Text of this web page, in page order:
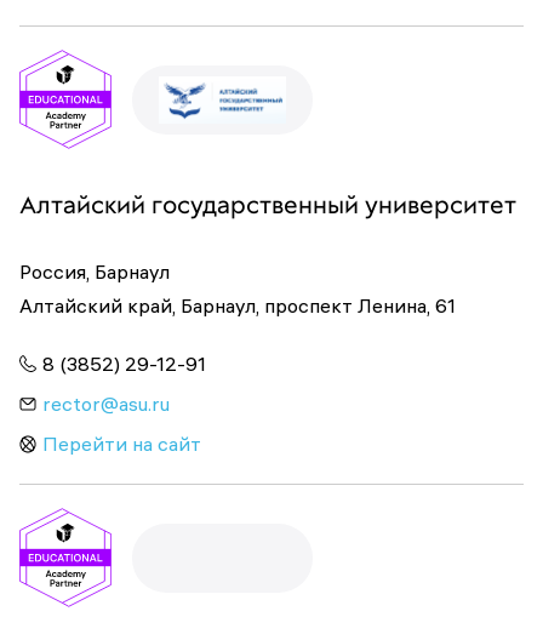
Алтайский государственный университет
Россия, Барнаул
Алтайский край, Барнаул, проспект Ленина, 61
8 (3852) 29-12-91
rector@asu.ru
Перейти на сайт